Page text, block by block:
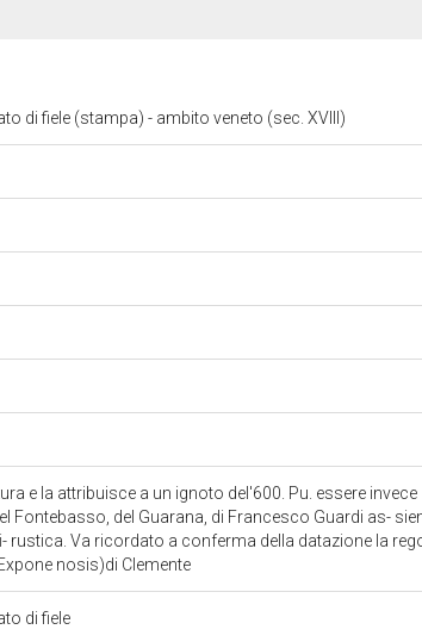
di fiele (stampa) - ambito veneto (sec. XVIII)
e la attribuisce a un ignoto del'600. Pu. essere
Fontebasso, del Guarana, di Francesco Guardi as-
rustica. Va ricordato a conferma della datazione la
nosis)di Clemente
di fiele